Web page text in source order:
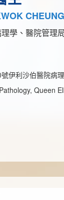
學、醫院管理
伊利沙伯醫院病
Queen